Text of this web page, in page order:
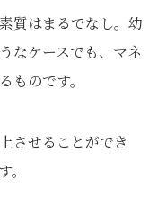
質はまるでなし。幼
なケースでも、マネ
ものです。
させることができ
。